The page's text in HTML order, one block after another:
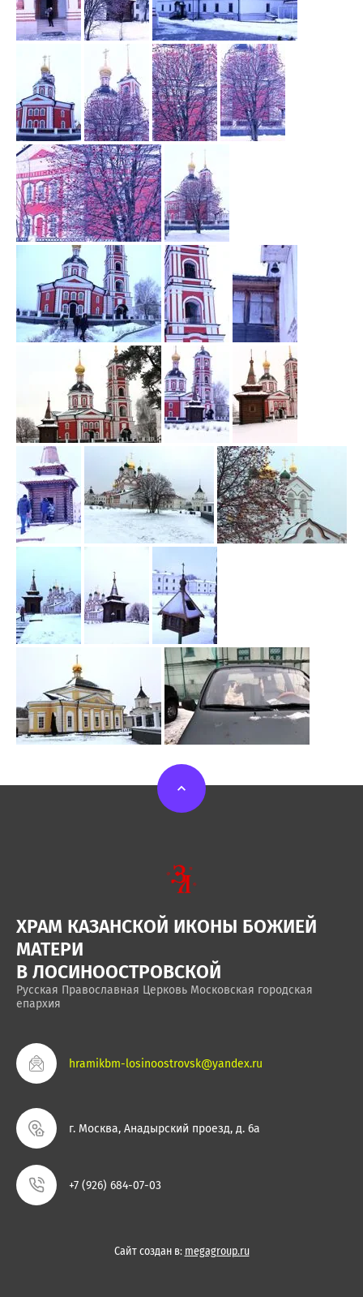
ХРАМ КАЗАНСКОЙ ИКОНЫ БОЖИЕЙ
МАТЕРИ
В ЛОСИНООСТРОВСКОЙ
Русская Православная Церковь Московская городская
епархия
hramikbm-losinoostrovsk@yandex.ru
г. Москва, Анадырский проезд, д. 6а
+7 (926) 684-07-03
Сайт создан в: megagroup.ru